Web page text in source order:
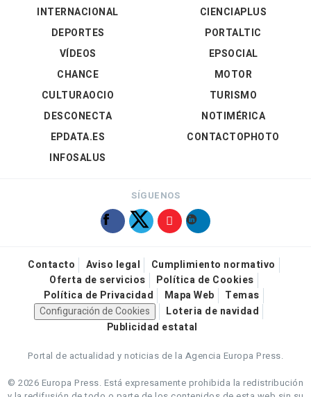
INTERNACIONAL
DEPORTES
VÍDEOS
CIENCIAPLUS
PORTALTIC
EPSOCIAL
CHANCE
CULTURAOCIO
DESCONECTA
EPDATA.ES
INFOSALUS
MOTOR
TURISMO
NOTIMÉRICA
CONTACTOPHOTO
SÍGUENOS
Contacto Aviso legal
Cumplimiento normativo
Oferta de servicios
Política de Cookies
Política de Privacidad
Mapa Web
Temas
Configuración de Cookies
Loteria de navidad
Publicidad estatal
Portal de actualidad y noticias de la Agencia Europa Press.
© 2026 Europa Press. Está expresamente prohibida la redistribución